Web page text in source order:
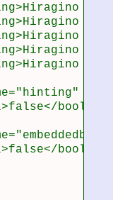
bool>
bool>